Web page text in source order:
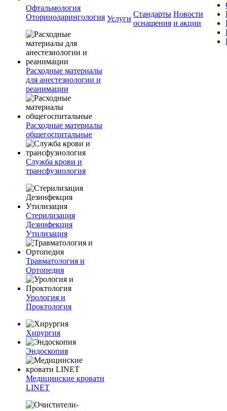
Офтальмология
Оториноларингология
Расходные материалы
для анестезиологии и
реанимации
Расходные материалы
общегоспитальные
Служба крови и
трансфузиология
Стерилизация
Дезинфекция
Утилизация
Травматология и
Ортопедия
Урология и
Проктология
Хирургия
Эндоскопия
Медицинские кровати
LINET
Услуги
Стандарты
оснащения
Новости
и акции